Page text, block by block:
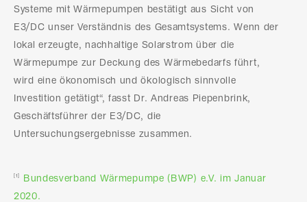
Systeme mit Wärmepumpen bestätigt aus Sicht von
E3/DC unser Verständnis des Gesamtsystems. Wenn der
lokal erzeugte, nachhaltige Solarstrom über die
Wärmepumpe zur Deckung des Wärmebedarfs führt,
wird eine ökonomisch und ökologisch sinnvolle
Investition getätigt“, fasst Dr. Andreas Piepenbrink,
Geschäftsführer der E3/DC, die
Untersuchungsergebnisse zusammen.
[1]
Bundesverband Wärmepumpe (BWP) e.V. im Januar
2020.